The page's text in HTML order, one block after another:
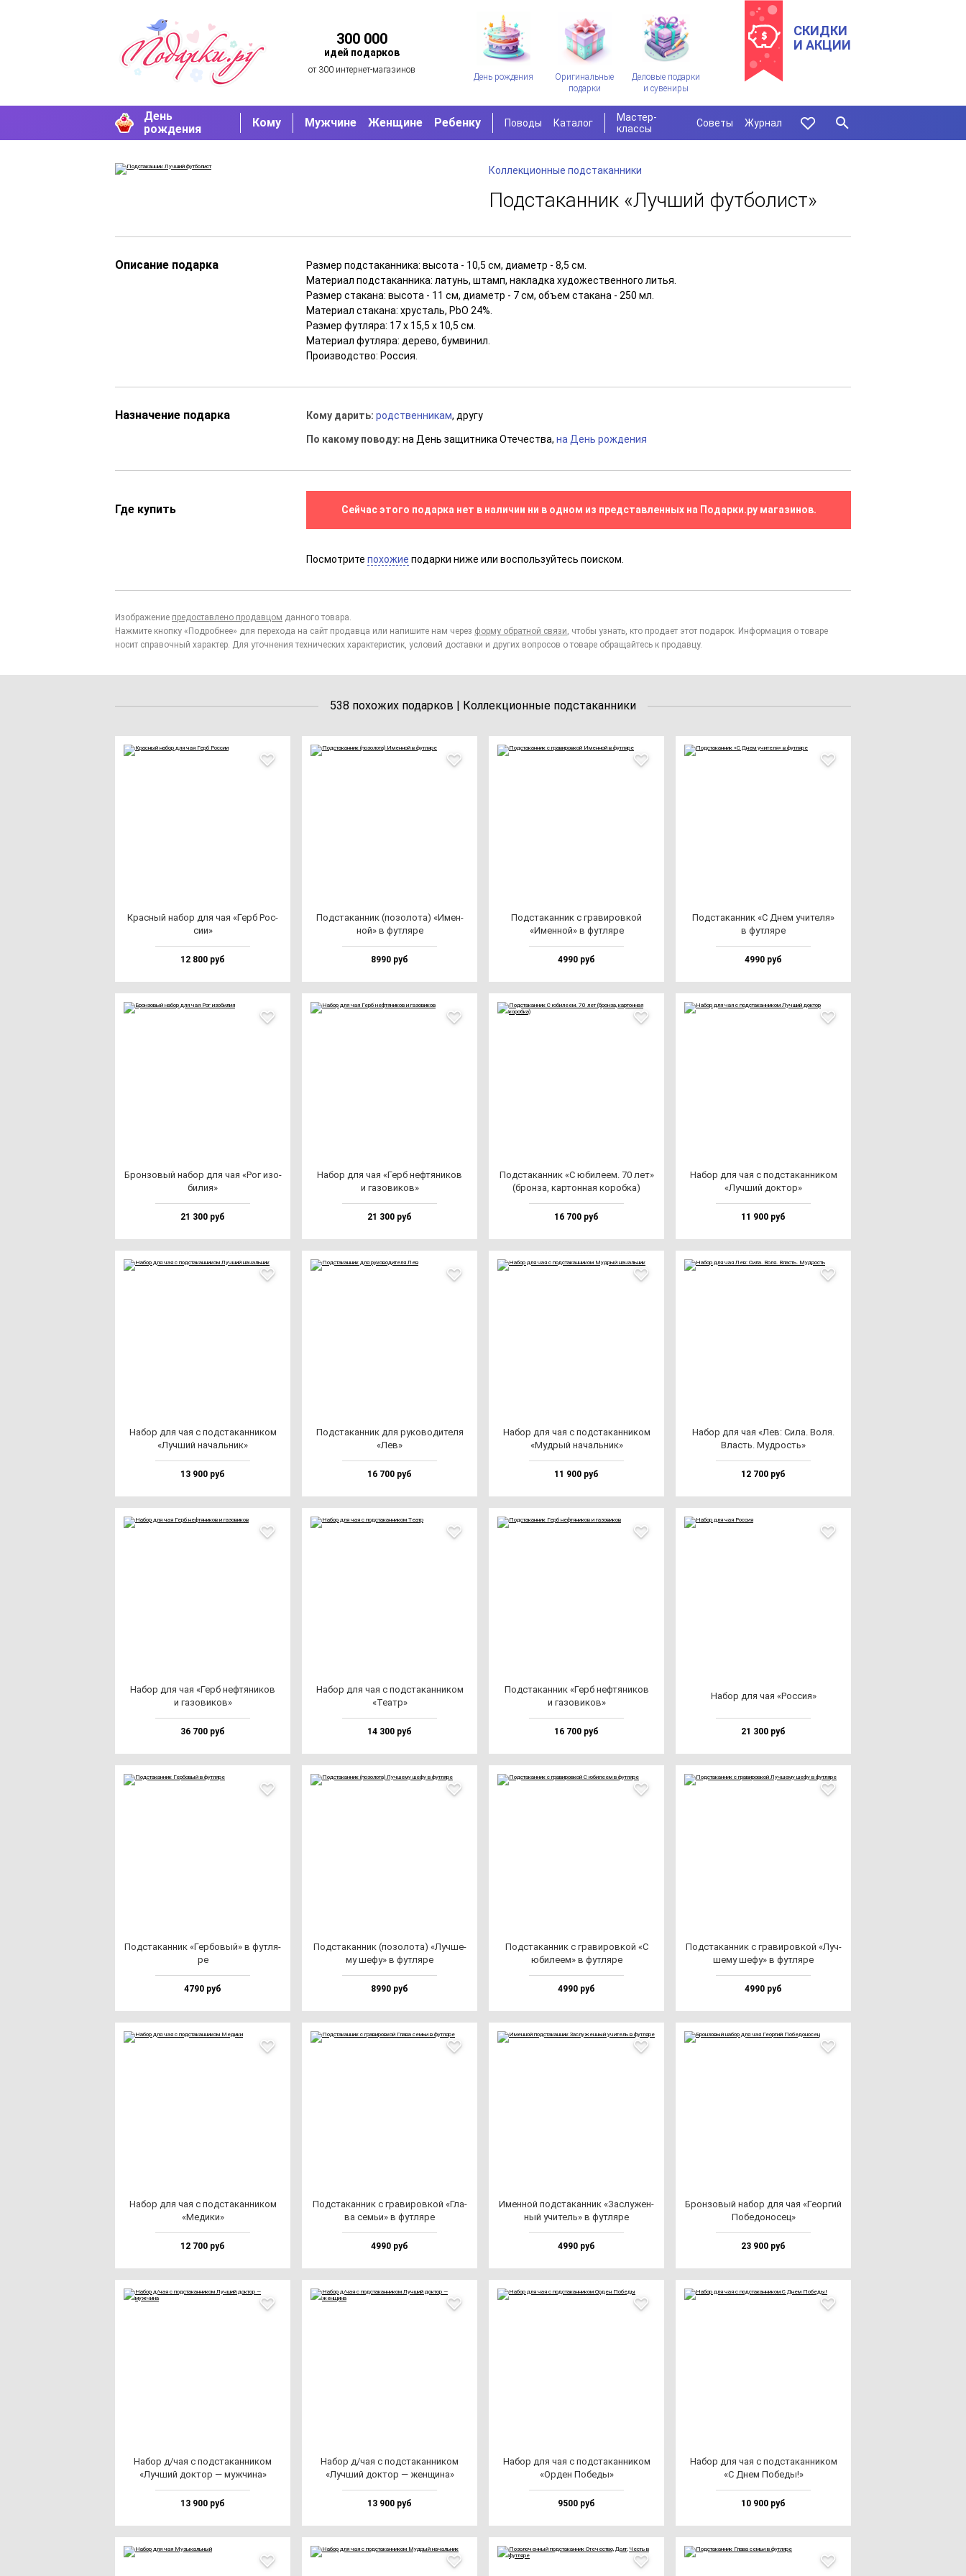
300 000
идей подарков
от 300 интернет-магазинов
День рождения
Оригинальные
подарки
Деловые подарки
и сувениры
СКИДКИ
И АКЦИИ
День
рождения
Кому Мужчине Женщине Ребенку Поводы Каталог
Мастер-
классы
Советы Журнал
Коллекционные подстаканники
Подстаканник «Лучший футболист»
Описание подарка
Размер подстаканника: высота - 10,5 см, диаметр - 8,5 см.
Материал подстаканника: латунь, штамп, накладка художественного литья.
Размер стакана: высота - 11 см, диаметр - 7 см, объем стакана - 250 мл.
Материал стакана: хрусталь, PbO 24%.
Размер футляра: 17 x 15,5 x 10,5 см.
Материал футляра: дерево, бумвинил.
Производство: Россия.
Назначение подарка Кому дарить:родственникам, другу
По какому поводу:на День защитника Отечества,на День рождения
Где купить Сейчас этого подарка нет в наличии ни в одном из представленных на Подарки.ру магазинов.
Посмотритепохожие подарки ниже или воспользуйтесь поиском.
Изображение предоставлено продавцом данного товара.
Нажмите кнопку «Подробнее» для перехода на сайт продавца или напишите нам через форму обратной связи, чтобы узнать, кто продает этот подарок. Информация о товаре
носит справочный характер. Для уточнения технических характеристик, условий доставки и других вопросов о товаре обращайтесь к продавцу.
538 похожих подарков | Коллекционные подстаканники
Крас­ный на­бор для чая «Герб Рос­
сии»
12 800 руб
Под­ста­кан­ник (по­зо­ло­та) «Имен­
ной» в фут­ля­ре
8990 руб
Под­ста­кан­ник с гра­ви­ров­кой
«Имен­ной» в фут­ля­ре
4990 руб
Под­ста­кан­ник «С Днем учи­те­ля»
в фут­ля­ре
4990 руб
Брон­зо­вый на­бор для чая «Рог изо­
би­лия»
21 300 руб
Набор для чая «Герб неф­тя­ни­ков
и га­зо­ви­ков»
21 300 руб
Под­ста­кан­ник «С юби­ле­ем. 70 лет»
(брон­за, кар­тон­ная ко­роб­ка)
16 700 руб
Набор для чая с под­ста­кан­ни­ком
«Луч­ший док­тор»
11 900 руб
Набор для чая с под­ста­кан­ни­ком
«Луч­ший на­чаль­ник»
13 900 руб
Под­ста­кан­ник для ру­ко­во­ди­те­ля
«Лев»
16 700 руб
Набор для чая с под­ста­кан­ни­ком
«Муд­рый на­чаль­ник»
11 900 руб
Набор для чая «Лев: Сила. Воля.
Власть. Муд­рость»
12 700 руб
Набор для чая «Герб неф­тя­ни­ков
и га­зо­ви­ков»
36 700 руб
Набор для чая с под­ста­кан­ни­ком
«Театр»
14 300 руб
Под­ста­кан­ник «Герб неф­тя­ни­ков
и га­зо­ви­ков»
16 700 руб
Набор для чая «Рос­сия»
21 300 руб
Под­ста­кан­ник «Гер­бо­вый» в фут­ля­
ре
4790 руб
Под­ста­кан­ник (по­зо­ло­та) «Луч­ше­
му ше­фу» в фут­ля­ре
8990 руб
Под­ста­кан­ник с гра­ви­ров­кой «С
юби­ле­ем» в фут­ля­ре
4990 руб
Под­ста­кан­ник с гра­ви­ров­кой «Луч­
ше­му ше­фу» в фут­ля­ре
4990 руб
Набор для чая с под­ста­кан­ни­ком
«Меди­ки»
12 700 руб
Под­ста­кан­ник с гра­ви­ров­кой «Гла­
ва семьи» в фут­ля­ре
4990 руб
Имен­ной под­ста­кан­ник «Зас­лу­жен­
ный учи­тель» в фут­ля­ре
4990 руб
Брон­зо­вый на­бор для чая «Геор­гий
Побе­до­но­сец»
23 900 руб
Набор д/чая с под­ста­кан­ни­ком
«Луч­ший док­тор — муж­чи­на»
13 900 руб
Набор д/чая с под­ста­кан­ни­ком
«Луч­ший док­тор — жен­щи­на»
13 900 руб
Набор для чая с под­ста­кан­ни­ком
«Орден Побе­ды»
9500 руб
Набор для чая с под­ста­кан­ни­ком
«С Днем Побе­ды!»
10 900 руб